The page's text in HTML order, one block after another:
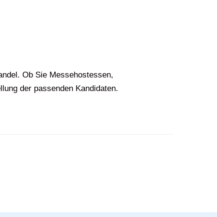
Ob Sie Messehostessen,
der passenden Kandidaten.